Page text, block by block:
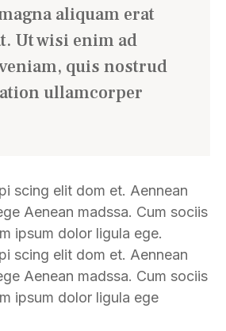
aliquam erat
Ut wisi enim ad
quis nostrud
ullamcorper
scing elit dom et. Aennean
Aenean madssa. Cum sociis
ipsum dolor ligula ege.
scing elit dom et. Aennean
Aenean madssa. Cum sociis
ipsum dolor ligula ege